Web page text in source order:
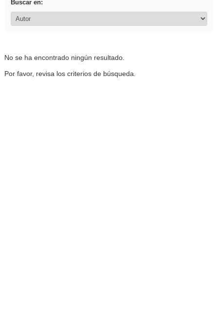
Buscar en:
No se ha encontrado ningún resultado.
Por favor, revisa los criterios de búsqueda.